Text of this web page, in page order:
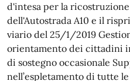
d'intesa per la
dell'Autostrada A10 e il
viario del 25/1/2019
orientamento dei cittadini
di sostegno occasionale
nell’espletamento di tutte